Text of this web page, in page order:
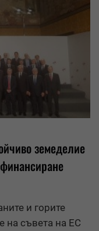
земеделие
и горите
на съвета на ЕС